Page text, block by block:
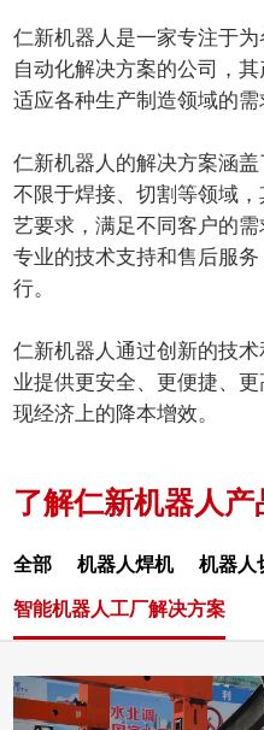
仁新机器人是一家专注于为
自动化解决方案的公司，
适应各种生产制造领域的需
仁新机器人的解决方案涵
不限于焊接、切割等领域
艺要求，满足不同客户的
专业的技术支持和售后服
行。
仁新机器人通过创新的技
业提供更安全、更便捷、
现经济上的降本增效。
了解仁新机器人
全部 机器人焊机 机器人
智能机器人工厂解决方案